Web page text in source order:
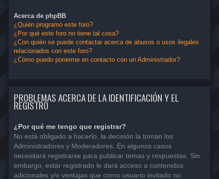
Acerca de phpBB
¿Quién programó este foro?
¿Por qué este foro no tiene tal cosa?
¿Con quién se puede contactar acerca de abusos o usos ilegales
relacionados con este foro?
¿Cómo puedo ponerme en contacto con un Administrador?
PROBLEMAS ACERCA DE LA IDENTIFICACIÓN Y EL
REGISTRO
¿Por qué me tengo que registrar?
No está obligado a hacerlo, la decisión la toman los
Administradores y Moderadores. En algunos casos
necesitará registrarse para publicar temas y respuestas. Sin
embargo, estar registrado le dará acceso a contenidos
adicionales y/o ventajas que como usuario invitado no